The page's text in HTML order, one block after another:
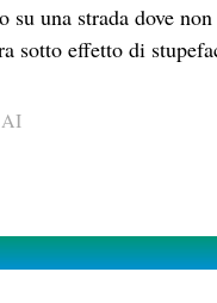
su una strada dove
sotto effetto di